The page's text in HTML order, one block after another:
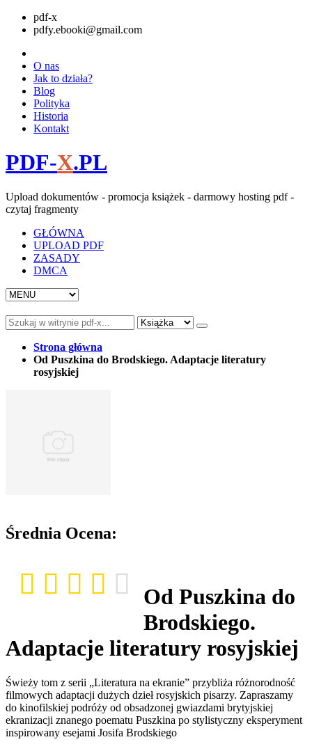
pdf-x
pdfy.ebooki@gmail.com
O nas
Jak to działa?
Blog
Polityka
Historia
Kontakt
PDF-X.PL
Upload dokumentów - promocja książek - darmowy hosting pdf -
czytaj fragmenty
GŁÓWNA
UPLOAD PDF
ZASADY
DMCA
Strona główna
Od Puszkina do Brodskiego. Adaptacje literatury
rosyjskiej
Średnia Ocena:
Od Puszkina do
Brodskiego.
Adaptacje literatury rosyjskiej
Świeży tom z serii „Literatura na ekranie” przybliża różnorodność
filmowych adaptacji dużych dzieł rosyjskich pisarzy. Zapraszamy
do kinofilskiej podróży od obsadzonej gwiazdami brytyjskiej
ekranizacji znanego poematu Puszkina po stylistyczny eksperyment
inspirowany esejami Josifa Brodskiego